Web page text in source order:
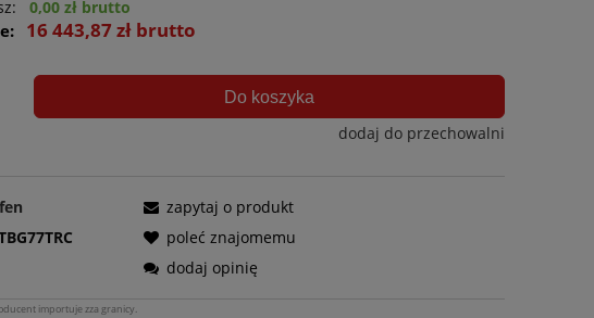
0,00 zł brutto
16 443,87 zł brutto
Do koszyka
dodaj do przechowalni
zapytaj o produkt
poleć znajomemu
dodaj opinię
importuje zza granicy.